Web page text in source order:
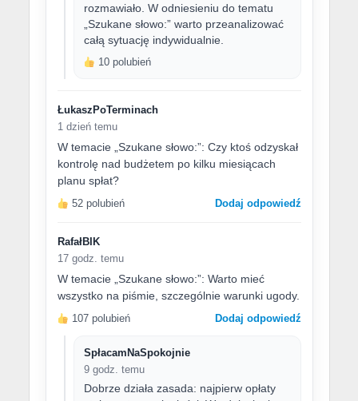
rozmawiało. W odniesieniu do tematu
„Szukane słowo:” warto przeanalizować
całą sytuację indywidualnie.
10 polubień
ŁukaszPoTerminach
1 dzień temu
W temacie „Szukane słowo:”: Czy ktoś odzyskał
kontrolę nad budżetem po kilku miesiącach
planu spłat?
52 polubień Dodaj odpowiedź
RafałBIK
17 godz. temu
W temacie „Szukane słowo:”: Warto mieć
wszystko na piśmie, szczególnie warunki ugody.
107 polubień Dodaj odpowiedź
SpłacamNaSpokojnie
9 godz. temu
Dobrze działa zasada: najpierw opłaty